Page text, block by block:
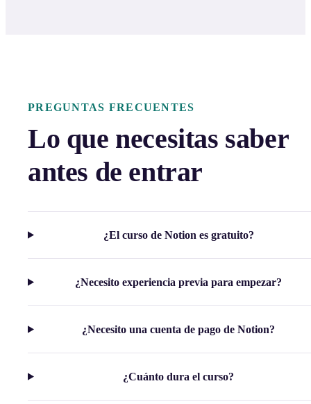
PREGUNTAS FRECUENTES
Lo que necesitas saber
antes de entrar
¿El curso de Notion es gratuito?
¿Necesito experiencia previa para empezar?
¿Necesito una cuenta de pago de Notion?
¿Cuánto dura el curso?